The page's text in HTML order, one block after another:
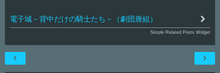
電子城－背中だけの騎士たち－（劇団唐組）
Simple Related Posts Widget
›
‹